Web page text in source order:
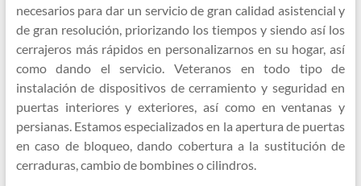
necesarios para dar un servicio de gran calidad asistencial y
de gran resolución, priorizando los tiempos y siendo así los
cerrajeros más rápidos en personalizarnos en su hogar, así
como dando el servicio. Veteranos en todo tipo de
instalación de dispositivos de cerramiento y seguridad en
puertas interiores y exteriores, así como en ventanas y
persianas. Estamos especializados en la apertura de puertas
en caso de bloqueo, dando cobertura a la sustitución de
cerraduras, cambio de bombines o cilindros.